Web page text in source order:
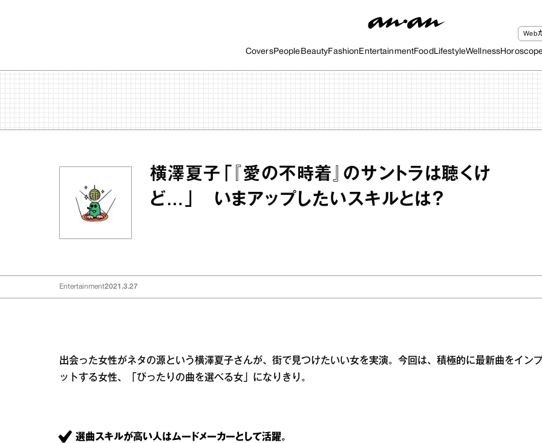
CoversPeople BeautyFashion EntertainmentFood LifestyleWellness
Web
横澤夏子「『愛の不時着』のサントラは聴くけ
ど…」 いまアップしたいスキルとは？
Entertainment2021.3.27
出会った女性がネタの源という横澤夏子さんが、街で見つけたいい女を実演。今回は、積極的に最新曲をイン
ットする女性、「ぴったりの曲を選べる女」になりきり。
選曲スキルが高い人はムードメーカーとして活躍。